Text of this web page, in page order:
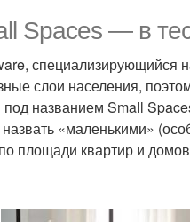
Spaces — в
специализирующийся
слои населения,
названием Small
«маленькими»
площади квартир и